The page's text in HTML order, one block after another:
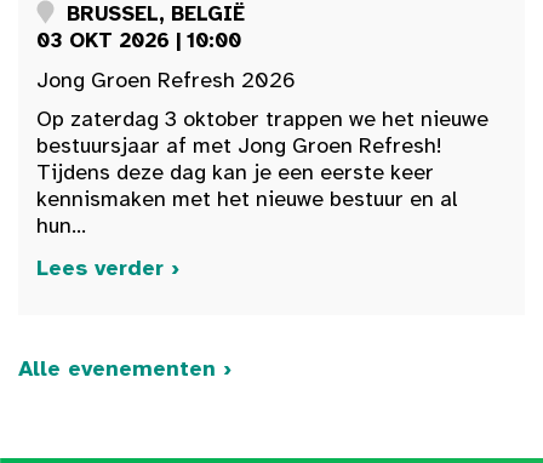
BRUSSEL, BELGIË
03 OKT 2026 | 10:00
Jong Groen Refresh 2026
Op zaterdag 3 oktober trappen we het nieuwe
bestuursjaar af met Jong Groen Refresh!
Tijdens deze dag kan je een eerste keer
kennismaken met het nieuwe bestuur en al
hun...
Lees verder ›
Alle evenementen ›